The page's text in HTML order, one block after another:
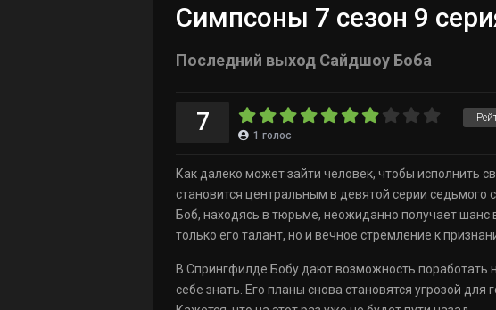
Симпсоны 7 сезон 9
Последний выход Сайдшоу Боба
7 1 голос
Как далеко может зайти человек, чтобы исполнить
становится центральным в девятой серии седьмого
Боб, находясь в тюрьме, неожиданно получает шанс
только его талант, но и вечное стремление к
В Спрингфилде Бобу дают возможность поработать
себе знать. Его планы снова становятся угрозой